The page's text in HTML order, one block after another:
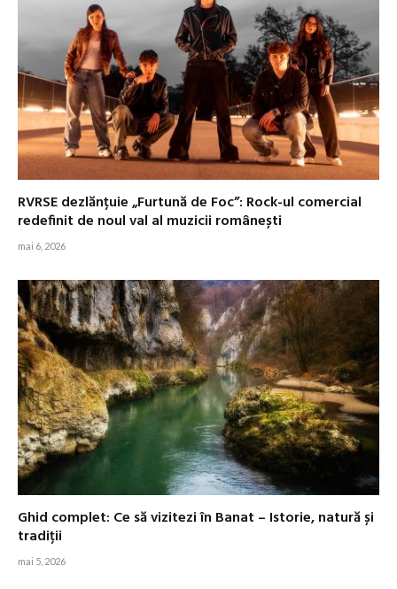
RVRSE dezlănțuie „Furtună de Foc”: Rock-ul comercial
redefinit de noul val al muzicii românești
mai 6, 2026
Ghid complet: Ce să vizitezi în Banat – Istorie, natură și
tradiții
mai 5, 2026